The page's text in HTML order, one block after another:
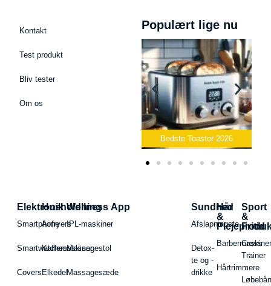
Kontakt
Test produkt
Bliv tester
Om os
Populært lige nu
Bedste Toaster 2026
Elektronik
Smartphone
Smartwatches
Covers
Husholdning
Airfryers
Kaffemaskiner
Elkedel
Wellness App
IPL-maskiner
Massagestol
Massagesæde
Sundhed
Afslapningste
Detox-
te og -
drikke
Hår
&
Hårtrimmere
Sport
&
Fritid
Cross
Trainer